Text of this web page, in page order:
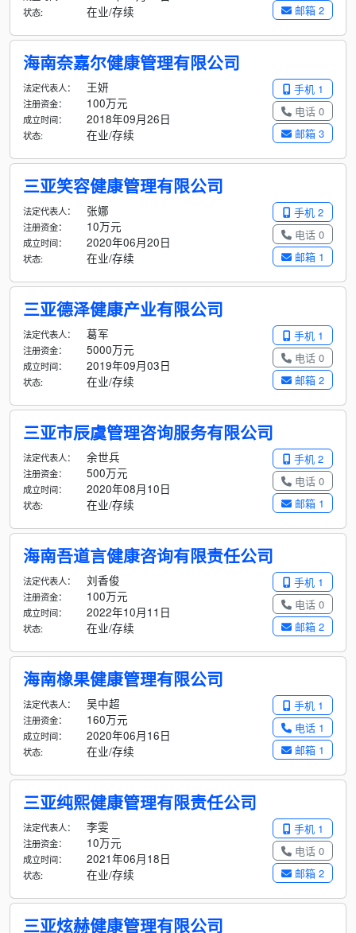
邮箱 2
状态: 在业/存续
海南奈嘉尔健康管理有限公司
手机 1
电话 0
邮箱 3
法定代表人： 王妍
注册资金： 100万元
成立时间： 2018年09月26日
状态: 在业/存续
三亚笑容健康管理有限公司
手机 2
电话 0
邮箱 1
法定代表人： 张娜
注册资金： 10万元
成立时间： 2020年06月20日
状态: 在业/存续
三亚德泽健康产业有限公司
手机 1
电话 0
邮箱 2
法定代表人： 葛军
注册资金： 5000万元
成立时间： 2019年09月03日
状态: 在业/存续
三亚市辰虞管理咨询服务有限公司
手机 2
电话 0
邮箱 1
法定代表人： 余世兵
注册资金： 500万元
成立时间： 2020年08月10日
状态: 在业/存续
海南吾道言健康咨询有限责任公司
手机 1
电话 0
邮箱 2
法定代表人： 刘香俊
注册资金： 100万元
成立时间： 2022年10月11日
状态: 在业/存续
海南橡果健康管理有限公司
手机 1
电话 1
邮箱 1
法定代表人： 吴中超
注册资金： 160万元
成立时间： 2020年06月16日
状态: 在业/存续
三亚纯熙健康管理有限责任公司
手机 1
电话 0
邮箱 2
法定代表人： 李雯
注册资金： 10万元
成立时间： 2021年06月18日
状态: 在业/存续
三亚炫赫健康管理有限公司